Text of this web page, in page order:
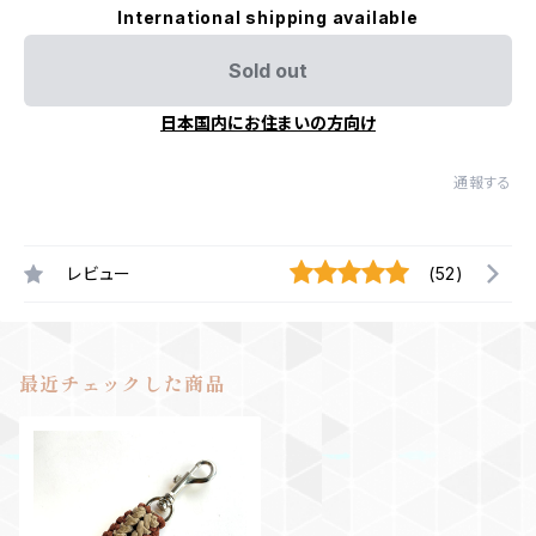
International shipping available
Sold out
日本国内にお住まいの方向け
通報する
レビュー (52)
最近チェックした商品